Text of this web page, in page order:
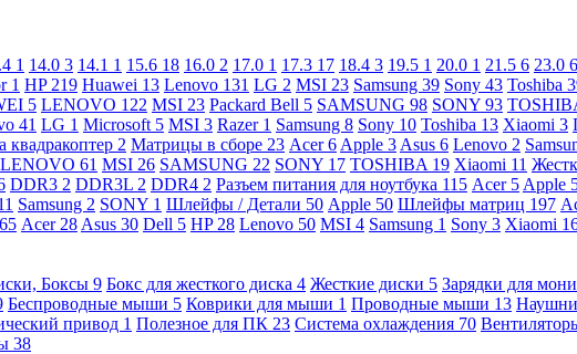
1 14.0 3 14.1 1 15.6 18 16.0 2 17.0 1 17.3 17 18.4 3 19.5 1 20.0 1 21.5 6 23.0 6
1 HP 219 Huawei 13 Lenovo 131 LG 2 MSI 23 Samsung 39 Sony 43 Toshiba
5 LENOVO 122 MSI 23 Packard Bell 5 SAMSUNG 98 SONY 93
41 LG 1 Microsoft 5 MSI 3 Razer 1 Samsung 8 Sony 10 Toshiba 13 Xiaomi 3
квадракоптер 2 Матрицы в сборе 23 Acer6 Apple 3 Asus 6 Lenovo 2
LENOVO 61 MSI 26 SAMSUNG 22 SONY 17 TOSHIBA 19 Xiaomi 11
DDR3 2 DDR3L 2 DDR4 2 Разъем питания для ноутбука 115 Acer 5 Apple
Samsung 2 SONY 1 Шлейфы / Детали 50 Apple 50 Шлейфы матриц 197
Acer 28 Asus 30 Dell 5 HP 28 Lenovo 50 MSI 4 Samsung 1 Sony 3 Xiaomi
Боксы 9 Бокс для жесткого диска 4 Жесткие диски 5 Зарядки для
Беспроводные мыши 5 Коврики для мыши 1 Проводные мыши 13
привод 1 Полезное для ПК 23 Система охлаждения 70
38